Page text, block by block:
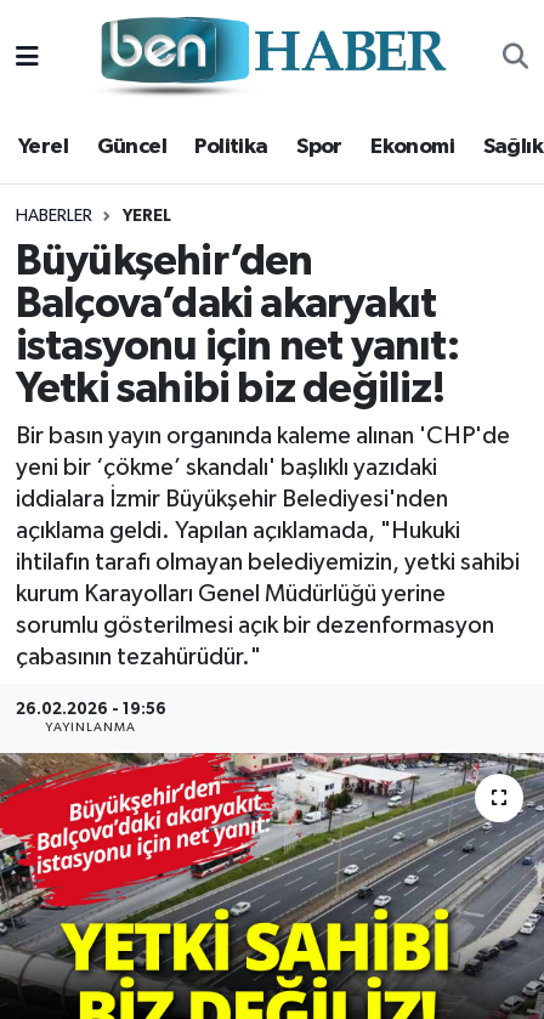
Yerel Güncel Politika Spor Ekonomi Sağlık
HABERLER YEREL
Büyükşehir’den
Balçova’daki akaryakıt
istasyonu için net yanıt:
Yetki sahibi biz değiliz!
Bir basın yayın organında kaleme alınan 'CHP'de
yeni bir ‘çökme’ skandalı' başlıklı yazıdaki
iddialara İzmir Büyükşehir Belediyesi'nden
açıklama geldi. Yapılan açıklamada, "Hukuki
ihtilafın tarafı olmayan belediyemizin, yetki sahibi
kurum Karayolları Genel Müdürlüğü yerine
sorumlu gösterilmesi açık bir dezenformasyon
çabasının tezahürüdür."
26.02.2026 - 19:56
YAYINLANMA
Yerel
Güncel
Politika
Spor
Ekonomi
Sağlık
Magazin
Kültür Sanat
Resmi Reklam
Röportajlar
Hava Durumu
Trafik Durumu
Süper Lig Puan Durumu ve Fikstür
Tüm Manşetler
Son Dakika Haberleri
Haber Arşivi